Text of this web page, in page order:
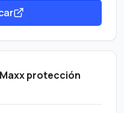
protección